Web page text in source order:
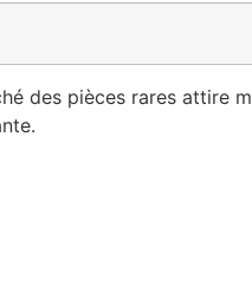
des pièces rares attire